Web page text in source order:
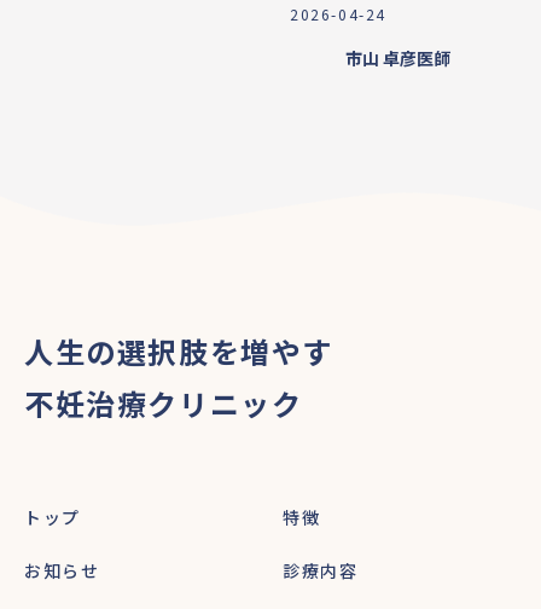
2026-04-24
市山 卓彦医師
人生の選択肢を増やす
不妊治療クリニック
トップ 特徴
お知らせ 診療内容